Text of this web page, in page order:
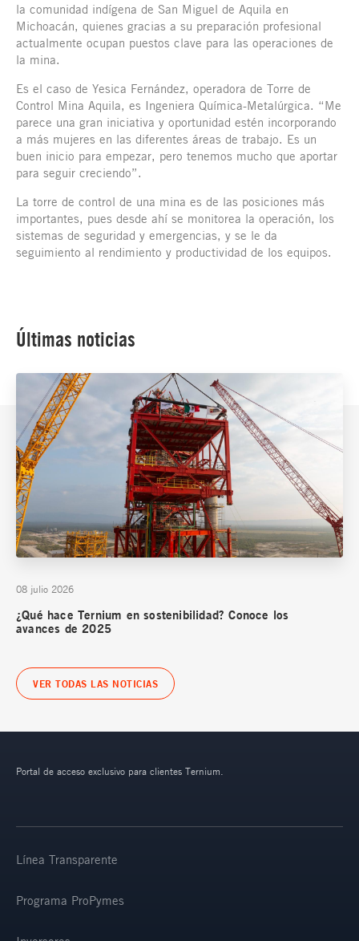
la comunidad indígena de San Miguel de Aquila en
Michoacán, quienes gracias a su preparación profesional
actualmente ocupan puestos clave para las operaciones de
la mina.
Es el caso de Yesica Fernández, operadora de Torre de
Control Mina Aquila, es Ingeniera Química-Metalúrgica. “Me
parece una gran iniciativa y oportunidad estén incorporando
a más mujeres en las diferentes áreas de trabajo. Es un
buen inicio para empezar, pero tenemos mucho que aportar
para seguir creciendo”.
La torre de control de una mina es de las posiciones más
importantes, pues desde ahí se monitorea la operación, los
sistemas de seguridad y emergencias, y se le da
seguimiento al rendimiento y productividad de los equipos.
Últimas noticias
08 julio 2026
¿Qué hace Ternium en sostenibilidad? Conoce los
avances de 2025
VER TODAS LAS NOTICIAS
Portal de acceso exclusivo para clientes Ternium.
Línea Transparente
Programa ProPymes